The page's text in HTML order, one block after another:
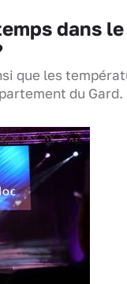
dans le
que les
du Gard.